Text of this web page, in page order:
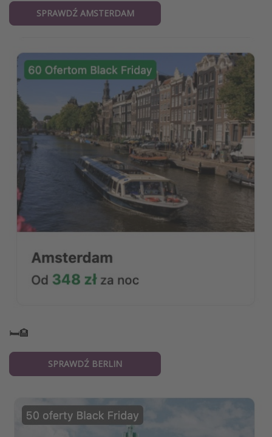
SPRAWDŹ AMSTERDAM
🛏️🏨
SPRAWDŹ BERLIN